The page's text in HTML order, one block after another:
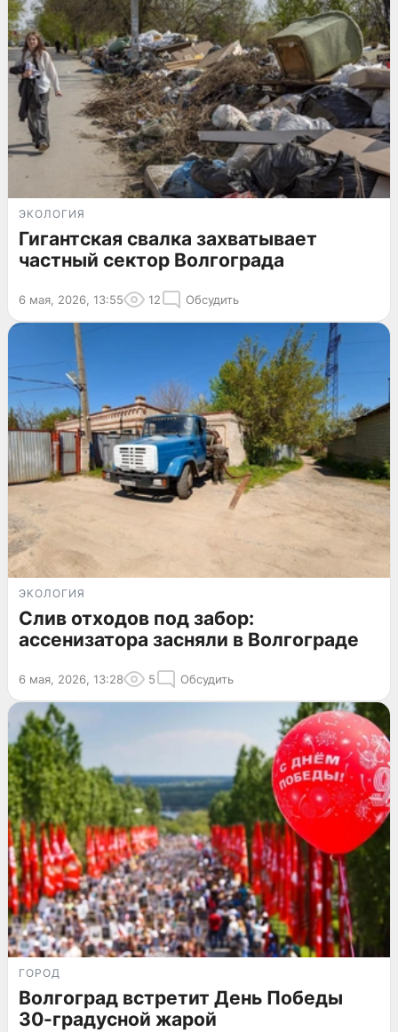
ЭКОЛОГИЯ
Гигантская свалка захватывает
частный сектор Волгограда
6 мая, 2026, 13:55 12 Обсудить
ЭКОЛОГИЯ
Слив отходов под забор:
ассенизатора засняли в Волгограде
6 мая, 2026, 13:28 5 Обсудить
ГОРОД
Волгоград встретит День Победы
30-градусной жарой